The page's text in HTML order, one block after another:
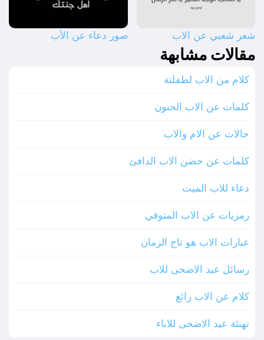
شعر شعبي عن الاب صور دعاء عن الأب
مقالات مشابهة
كلام من الاب لطفلتة
كلمات عن الاب الحنون
حالات عن الام والاب
كلمات عن حضن الاب الدافئ
دعاء للاب الميت
رمزيات عن الاب المتوفي
عبارات الاب هو تاج الزمان
رسائل عيد الاضحى للاب
كلام عن الاب رائع
تهنئة عيد الاضحى للاباء